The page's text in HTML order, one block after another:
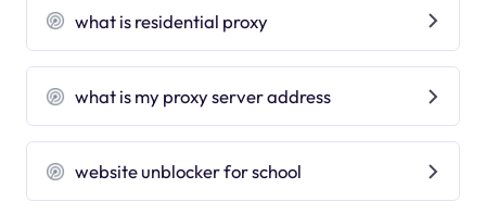
what is residential proxy
what is my proxy server address
website unblocker for school